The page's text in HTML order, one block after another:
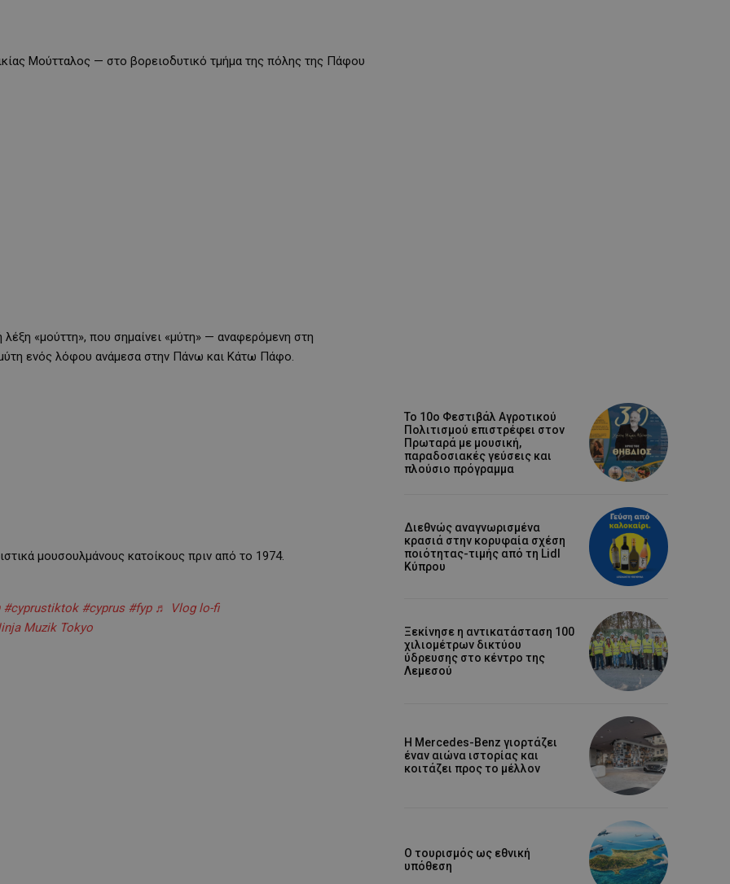
Μούτταλος — στο βορειοδυτικό τμήμα της πόλης της Πάφου
«μούττη», που σημαίνει «μύτη» — αναφερόμενη στη
ενός λόφου ανάμεσα στην Πάνω και Κάτω Πάφο.
μουσουλμάνους κατοίκους πριν από το 1974.
#cyprustiktok #cyprus #fyp ♬ Vlog lo-fi
Muzik Tokyo
Το 10ο Φεστιβάλ Αγροτικού
Πολιτισμού επιστρέφει στον
Πρωταρά με μουσική,
παραδοσιακές γεύσεις και
πλούσιο πρόγραμμα
Διεθνώς αναγνωρισμένα
κρασιά στην κορυφαία σχέση
ποιότητας-τιμής από τη Lidl
Κύπρου
Ξεκίνησε η αντικατάσταση 100
χιλιομέτρων δικτύου
ύδρευσης στο κέντρο της
Λεμεσού
Η Mercedes-Benz γιορτάζει
έναν αιώνα ιστορίας και
κοιτάζει προς το μέλλον
Ο τουρισμός ως εθνική
υπόθεση